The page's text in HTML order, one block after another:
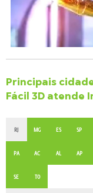
Principais
Fácil 3D atende
RJ MG ES SP
PA AC AL AP
SE TO